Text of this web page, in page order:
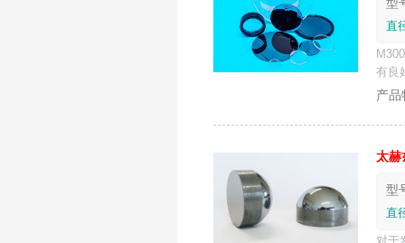
型
直
有良
太赫
型
直